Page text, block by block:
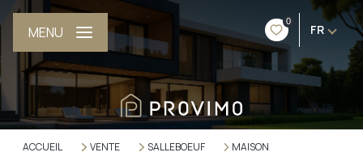
0
FR
MENU
ACCUEIL VENTE SALLEBOEUF MAISON